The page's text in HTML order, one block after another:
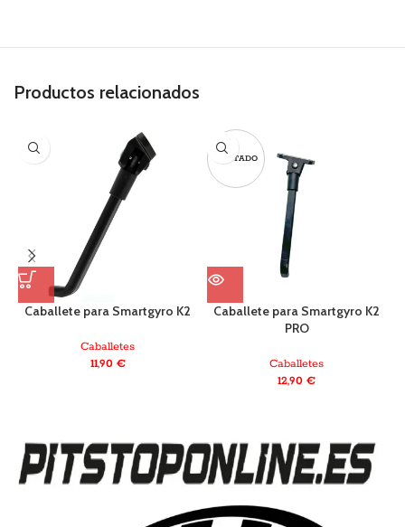
Productos relacionados
Caballete para Smartgyro K2
Caballetes
11,90 €
AGOTADO
Caballete para Smartgyro K2
PRO
Caballetes
12,90€